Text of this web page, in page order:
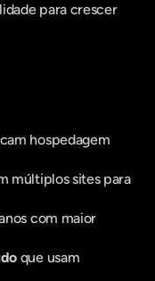
para crescer
hospedagem
múltiplos sites para
com maior
que usam